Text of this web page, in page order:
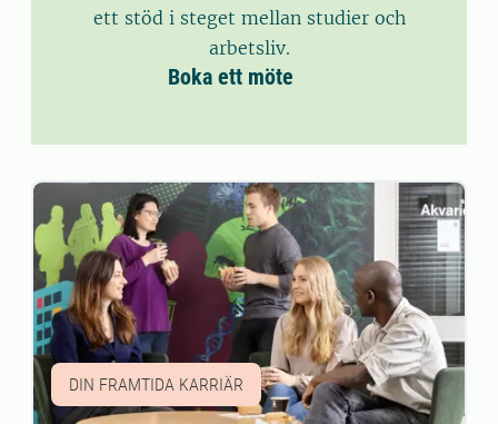
ett stöd i steget mellan studier och
arbetsliv.
Boka ett möte
DIN FRAMTIDA KARRIÄR